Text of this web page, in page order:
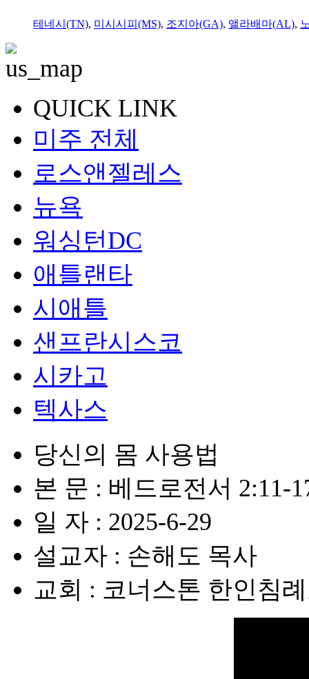
테네시(TN), 미시시피(MS), 조지아(GA), 앨라배마(AL),
QUICK LINK
미주 전체
로스앤젤레스
뉴욕
워싱턴DC
애틀랜타
시애틀
샌프란시스코
시카고
텍사스
당신의 몸 사용법
본 문 : 베드로전서 2:11-
일 자 : 2025-6-29
설교자 : 손해도 목사
교회 : 코너스톤 한인침